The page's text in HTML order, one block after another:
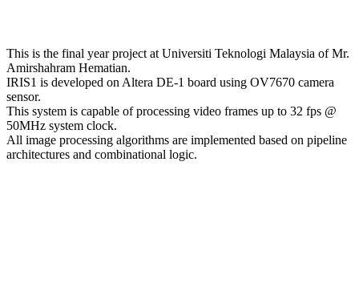
This is the final year project at Universiti Teknologi Malaysia of Mr.
Amirshahram Hematian.
IRIS1 is developed on Altera DE-1 board using OV7670 camera
sensor.
This system is capable of processing video frames up to 32 fps @
50MHz system clock.
All image processing algorithms are implemented based on pipeline
architectures and combinational logic.